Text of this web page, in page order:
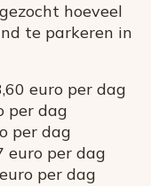
hoeveel
te parkeren in
euro per dag
per dag
per dag
euro per dag
per dag